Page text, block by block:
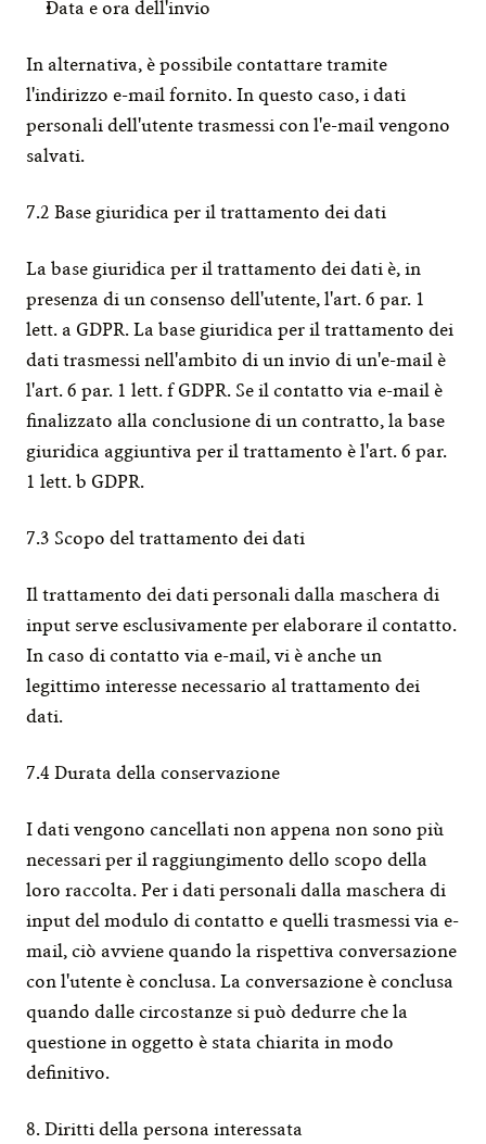
Data e ora dell'invio
In alternativa, è possibile contattare tramite
l'indirizzo e-mail fornito. In questo caso, i dati
personali dell'utente trasmessi con l'e-mail vengono
salvati.
7.2 Base giuridica per il trattamento dei dati
La base giuridica per il trattamento dei dati è, in
presenza di un consenso dell'utente, l'art. 6 par. 1
lett. a GDPR. La base giuridica per il trattamento dei
dati trasmessi nell'ambito di un invio di un'e-mail è
l'art. 6 par. 1 lett. f GDPR. Se il contatto via e-mail è
finalizzato alla conclusione di un contratto, la base
giuridica aggiuntiva per il trattamento è l'art. 6 par.
1 lett. b GDPR.
7.3 Scopo del trattamento dei dati
Il trattamento dei dati personali dalla maschera di
input serve esclusivamente per elaborare il contatto.
In caso di contatto via e-mail, vi è anche un
legittimo interesse necessario al trattamento dei
dati.
7.4 Durata della conservazione
I dati vengono cancellati non appena non sono più
necessari per il raggiungimento dello scopo della
loro raccolta. Per i dati personali dalla maschera di
input del modulo di contatto e quelli trasmessi via e-
mail, ciò avviene quando la rispettiva conversazione
con l'utente è conclusa. La conversazione è conclusa
quando dalle circostanze si può dedurre che la
questione in oggetto è stata chiarita in modo
definitivo.
8. Diritti della persona interessata